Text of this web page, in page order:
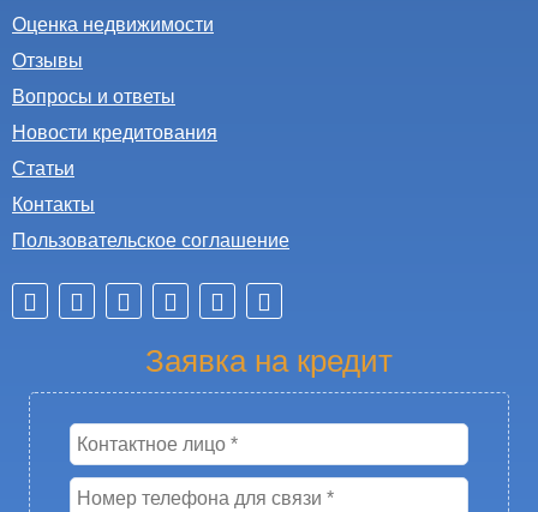
Оценка недвижимости
Отзывы
Вопросы и ответы
Новости кредитования
Статьи
Контакты
Пользовательское соглашение
Заявка на кредит